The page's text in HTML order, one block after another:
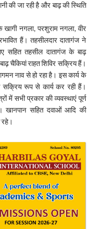
की जा रही है और बाढ़ की स्थिति
नगला, परशुराम नगला, वीर
हैं। तहसीलदार दातागंज ने
सहित तहसील दातागंज के बाढ़
चैकियां राहत शिविर सक्रिय हैं।
नाव से हो रहा है। इस कार्य के
सक्रिय रूप से कार्य कर रही हैं।
में सभी प्रकार की व्यवस्थाएं पूर्ण
खानपान सहित दवाओं आदि की
रहे।